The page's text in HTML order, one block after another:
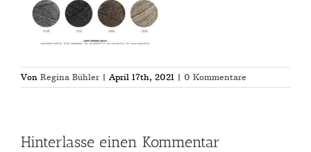
Von Regina Bühler | April 17th, 2021 | 0 Kommentare
Hinterlasse einen Kommentar